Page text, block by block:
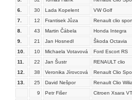
6.
30 Lada Kopelent
VW Golf
7.
12 Frantisek Jůza
Renault clio
8.
43 Martin Čábela
Honda Integra
9.
21 Jan Hosnedl
Škoda Octavia
10.
10 Michaela Votavová
Ford Escort RS
11.
22 Jan Šustr
RENAULT clio
12.
38 Veronika Jírovcová
Renault Clio
13.
25 David Nešpor
Renault Clio
9
Petr Fišer
Citroen Xsara